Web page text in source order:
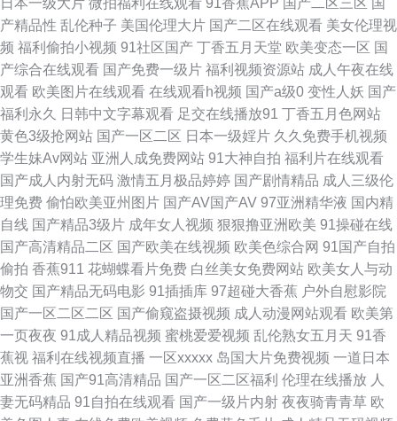
人人肏屄 日韩精品综合 免费视频久久就久久 91成长人版网 91豆花网页跳转
国产有码 91爱爱在线影院 香焦理伦影院 91偷拍福利 91探花国 91黄色网入
口 国产专区 黑丝av中出在线播放 91萝莉伦理免费影院 国产黑丝自慰免费观
看 九一次元网站 色五月精品在线导航 欧美福利A√福利 国产香蕉97 91资源
网在线播放 91伊人叉 不卡中文一二一三 91中文资源在线 91免费版视频在线
观看 91吴梦梦台湾无码 91小视频在线 91香蕉久久 影音先锋资av 在线中文
字幕网站日韩 91n免费看导航 91网站在线免费看 人人摸人人色 欧精产品6区
海角九色极品反差 国产69AV视频 91网站永久免费看 国产色99热 福利网址
成人亚洲国产欧美 免费网站久永性爱 日韩欧美Aⅴ综合网 欧美日韩精品内射
经典 91视社 欧美不卡123 亚洲w欧美ssss 91免费视屏大全 91福利国产视频
日本一级大片 微拍福利在线观看 91香蕉APP 国产二区三区 国
产精品性 乱伦种子 美国伦理大片 国产二区在线观看 美女伦理视
频 福利偷拍小视频 91社区国产 丁香五月天堂 欧美变态一区 国
产综合在线观看 国产免费一级片 福利视频资源站 成人午夜在线
观看 欧美图片在线观看 在线观看h视频 国产a级0 变性人妖 国产
福利永久
日韩中文字幕观看 足交在线播放91 丁香五月色网站
黄色3级抢网站 国产一区二区 日本一级婬片 久久免费手机视频
学生妹Av网站 亚洲人成免费网站 91大神自拍 福利片在线观看
国产成人内射无码 激情五月极品婷婷 国产剧情精品 成人三级伦
理免费 偷怕欧美亚州图片 国产AV国产AV 97亚洲精华液 国内精
自线 国产精品3级片 成年女人视频 狠狠撸亚洲欧美 91操碰在线
国产高清精品二区 国产欧美在线视频 欧美色综合网 91国产自拍
偷拍 香蕉911 花蝴蝶看片免费 白丝美女免费网站 欧美女人与动
物交 国产精品无码电影 91插插库 97超碰大香蕉 户外自慰影院
国产一区二区二区 国产偷窥盗摄视频 成人动漫网站观看 欧美第
一页夜夜 91成人精品视频 蜜桃爱爱视频 乱伦熟女五月天 91香
蕉视 福利在线视频直播 一区xxxxx 岛国大片免费视频 一道日本
亚洲香蕉 国产91高清精品 国产一区二区福利 伦理在线播放 人
妻无码精品 91自拍在线观看 国产一级片内射 夜夜骑青青草 欧